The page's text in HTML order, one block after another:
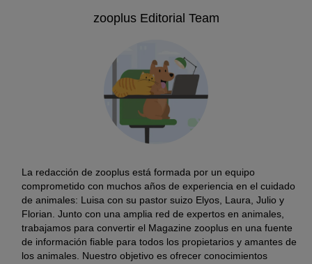
zooplus Editorial Team
La redacción de zooplus está formada por un equipo
comprometido con muchos años de experiencia en el cuidado
de animales: Luisa con su pastor suizo Elyos, Laura, Julio y
Florian. Junto con una amplia red de expertos en animales,
trabajamos para convertir el Magazine zooplus en una fuente
de información fiable para todos los propietarios y amantes de
los animales. Nuestro objetivo es ofrecer conocimientos